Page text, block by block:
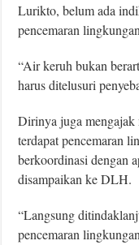
Lurikto, belum ada
pencemaran
“Air keruh bukan
harus ditelusuri
Dirinya juga mengajak
terdapat pencemaran
berkoordinasi dengan
disampaikan ke DLH.
“Langsung
pencemaran